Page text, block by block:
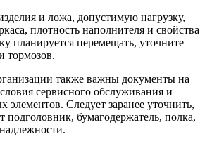
и ложа, допустимую нагрузку,
плотность наполнителя и свойства
планируется перемещать, уточните
тормозов.
также важны документы на
сервисного обслуживания и
элементов. Следует заранее уточнить,
подголовник, бумагодержатель, полка,